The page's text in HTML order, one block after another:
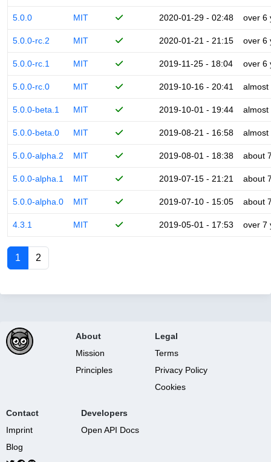
5.0.0 MIT 2020-01-29 - 02:48 over 6
5.0.0-rc.2 MIT 2020-01-21 - 21:15 over 6
5.0.0-rc.1 MIT 2019-11-25 - 18:04 over 6
5.0.0-rc.0 MIT 2019-10-16 - 20:41 almost
5.0.0-beta.1 MIT 2019-10-01 - 19:44 almost
5.0.0-beta.0 MIT 2019-08-21 - 16:58 almost
5.0.0-alpha.2 MIT 2019-08-01 - 18:38 about
5.0.0-alpha.1 MIT 2019-07-15 - 21:21 about
5.0.0-alpha.0 MIT 2019-07-10 - 15:05 about
4.3.1 MIT 2019-05-01 - 17:53 over 7
1 2
About
Mission
Principles
Legal
Terms
Privacy Policy
Cookies
Contact
Imprint
Blog
Developers
Open API Docs